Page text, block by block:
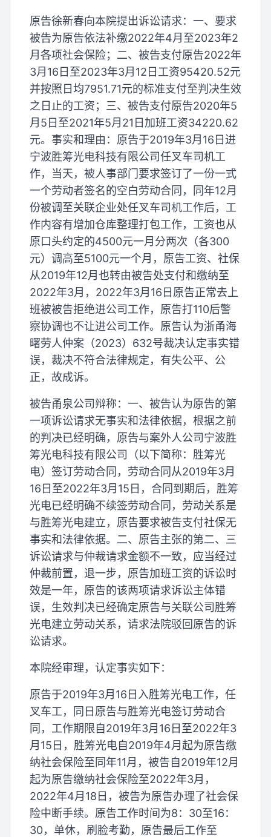
原告徐新春向本院提出诉讼请求：一、要求
被告为原告依法补缴2022年4月至2023年2
月各项社会保险；二、被告支付原告2022年
3月16日至2023年3月12日工资95420.52元
并按照日均7951.71元的标准支付至判决生效
之日止的工资；三、被告支付原告2020年5
月5日至2021年5月21日加班工资34220.62
元。事实和理由：原告于2019年3月16日进
宁波胜筹光电科技有限公司任叉车司机工
作，当天，被人事部门要求签订了一份一式
一个劳动者签名的空白劳动合同，同年12月
份被调至关联企业处任叉车司机工作后，工
作内容有增加仓库整理打包工作，工资也从
原口头约定的4500元一月分两次（各300
元）调高至5100元一个月，原告工资、社保
从2019年12月也转由被告处支付和缴纳至
2022年3月，2022年3月16日原告正常去上
班被被告拒绝进公司工作，原告打110后警
察协调也不让进公司工作。原告认为浙甬海
曙劳人仲案（2023）632号裁决认定事实错
误，裁决不符合法律规定，有失公平、公
正，故成诉。
被告甬泉公司辩称：一、被告认为原告的第
一项诉讼请求无事实和法律依据，根据之前
的判决已经明确，原告与案外人公司宁波胜
筹光电科技有限公司（以下简称：胜筹光
电）签订劳动合同，劳动合同从2019年3月
16日至2022年3月15日，合同到期后，胜筹
光电已经明确不续签劳动合同，劳动关系是
与胜筹光电建立，原告要求被告支付社保无
事实和法律依据。二、原告主张的第二、三
诉讼请求与仲裁请求金额不一致，应当经过
仲裁前置，退一步，原告加班工资的诉讼时
效是一年，原告的该两项请求诉讼主体错
误，生效判决已经确定原告与关联公司胜筹
光电建立劳动关系，请求法院驳回原告的诉
讼请求。
本院经审理，认定事实如下：
原告于2019年3月16日入胜筹光电工作，任
叉车工，同日原告与胜筹光电签订劳动合
同，工作期限自2019年3月16日至2022年3
月15日，胜筹光电自2019年4月起为原告缴
纳社会保险至同年11月，被告自2019年12月
起为原告缴纳社会保险至2022年3月，
2022年4月18日，被告为原告办理了社会保
险中断手续。原告工作时间为8：30至16：
30，单休，刷脸考勤，原告最后工作至